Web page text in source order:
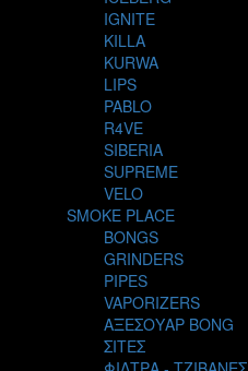
WILD ZOO
YETI
IGNITE
KILLA
KURWA
LIPS
PABLO
R4VE
SIBERIA
SUPREME
VELO
SMOKE PLACE
BONGS
GRINDERS
PIPES
VAPORIZERS
ΑΞΕΣΟΥΑΡ BONG
ΣΙΤΕΣ